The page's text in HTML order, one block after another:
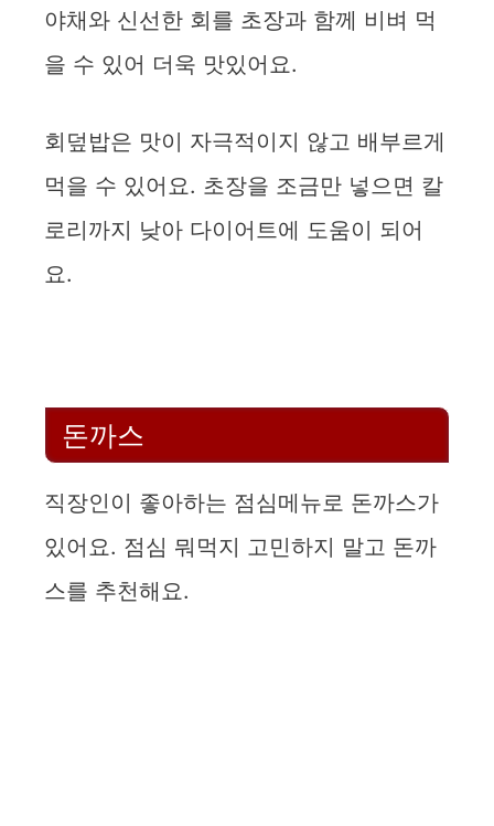
야채와 신선한 회를 초장과 함께 비벼 먹
을 수 있어 더욱 맛있어요.
회덮밥은 맛이 자극적이지 않고 배부르게
먹을 수 있어요. 초장을 조금만 넣으면 칼
로리까지 낮아 다이어트에 도움이 되어
요.
돈까스
직장인이 좋아하는 점심메뉴로 돈까스가
있어요. 점심 뭐먹지 고민하지 말고 돈까
스를 추천해요.